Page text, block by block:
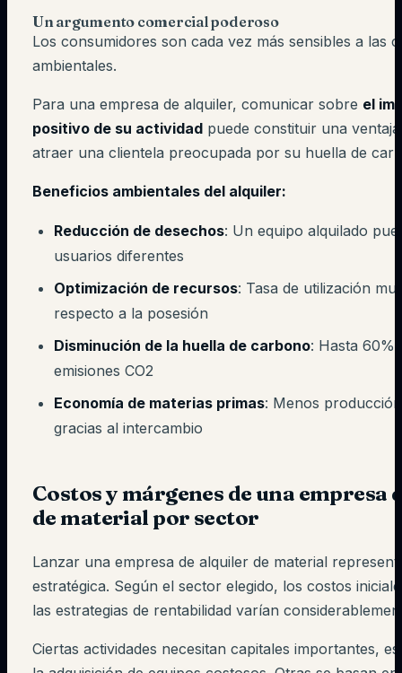
Un argumento comercial poderoso
Los consumidores son cada vez más sensibles a las
ambientales.
Para una empresa de alquiler, comunicar sobre el
positivo de su actividad puede constituir una
atraer una clientela preocupada por su huella de
Beneficios ambientales del alquiler:
Reducción de desechos: Un equipo alquilado
usuarios diferentes
Optimización de recursos: Tasa de utilización
respecto a la posesión
Disminución de la huella de carbono: Hasta 60%
emisiones CO2
Economía de materias primas: Menos
gracias al intercambio
Costos y márgenes de una empresa
de material por sector
Lanzar una empresa de alquiler de material
estratégica. Según el sector elegido, los costos
las estrategias de rentabilidad varían
Ciertas actividades necesitan capitales importantes,